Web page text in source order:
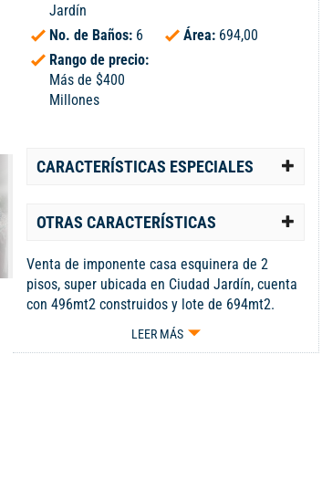
Jardín
No. de Baños: 6 Área: 694,00
Rango de precio:
Más de $400
Millones
CARACTERÍSTICAS ESPECIALES
OTRAS CARACTERÍSTICAS
Venta de imponente casa esquinera de 2
pisos, super ubicada en Ciudad Jardín, cuenta
con 496mt2 construidos y lote de 694mt2.
tiene 2 amplias salas, comedor , fuente
interna, cocina integral, zona de oficios, cuarto
LEER MÁS